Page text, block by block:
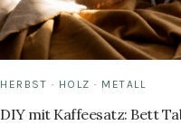
HERBST · HOLZ · METALL
DIY mit Kaffeesatz: Bett